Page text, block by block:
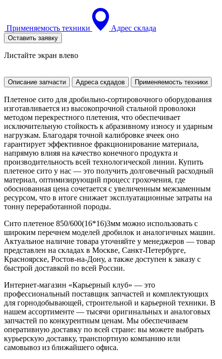
Применяемость техники Адрес склада
Оставить заявку
Листайте экран влево
Описание запчасти Адреса скдадов Применяемость техники
Плетеное сито для дробильно-сортировочного оборудования
изготавливается из высокопрочной стальной проволоки
методом перекрестного плетения, что обеспечивает
исключительную стойкость к абразивному износу и ударным
нагрузкам. Благодаря точной калибровке ячеек оно
гарантирует эффективное фракционирование материала,
напрямую влияя на качество конечного продукта и
производительность всей технологической линии. Купить
плетеное сито у нас — это получить долговечный расходный
материал, оптимизирующий процесс грохочения, где
обоснованная цена сочетается с увеличенным межзаменным
ресурсом, что в итоге снижает эксплуатационные затраты на
тонну переработанной породы.
Сито плетеное 850/600(16*16)3мм можно использовать с
широким перечнем моделей дробилок и аналогичных машин.
Актуальное наличие товара уточняйте у менеджеров — товар
представлен на складах в Москве, Санкт-Петербурге,
Красноярске, Ростов-на-Дону, а также доступен к заказу с
быстрой доставкой по всей России.
Интернет-магазин «Карьерный клуб» — это
профессиональный поставщик запчастей и комплектующих
для горнодобывающей, строительной и карьерной техники. В
нашем ассортименте — тысячи оригинальных и аналоговых
запчастей по конкурентным ценам. Мы обеспечиваем
оперативную доставку по всей стране: вы можете выбрать
курьерскую доставку, транспортную компанию или
самовывоз из ближайшего офиса.